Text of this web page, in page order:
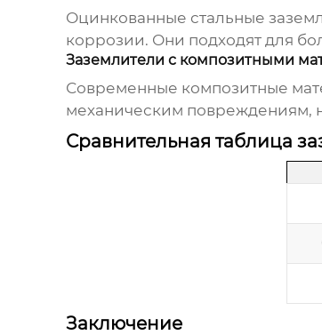
Оцинкованные стальные
коррозии. Они подходят для
Заземлители с композитными
Современные композитные
механическим повреждениям,
Сравнительная таблица
Заключение